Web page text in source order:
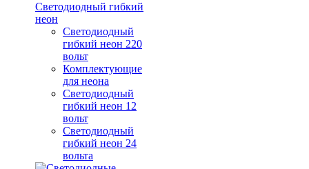
Светодиодный гибкий
неон
Светодиодный
гибкий неон 220
вольт
Комплектующие
для неона
Светодиодный
гибкий неон 12
вольт
Светодиодный
гибкий неон 24
вольта